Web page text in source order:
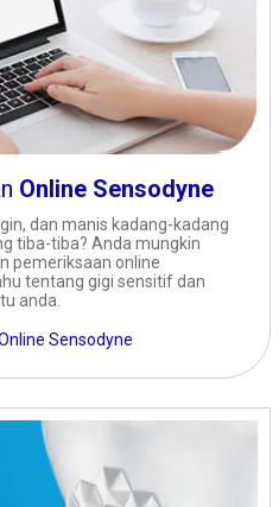
Online Sensodyne
dan manis kadang-kadang
tiba-tiba? Anda mungkin
pemeriksaan online
tentang gigi sensitif dan
anda.
Sensodyne